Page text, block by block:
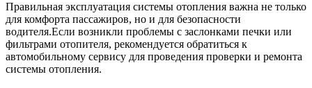
Правильная эксплуатация системы отопления важна не только
для комфорта пассажиров, но и для безопасности
водителя.Если возникли проблемы с заслонками печки или
фильтрами отопителя, рекомендуется обратиться к
автомобильному сервису для проведения проверки и ремонта
системы отопления.